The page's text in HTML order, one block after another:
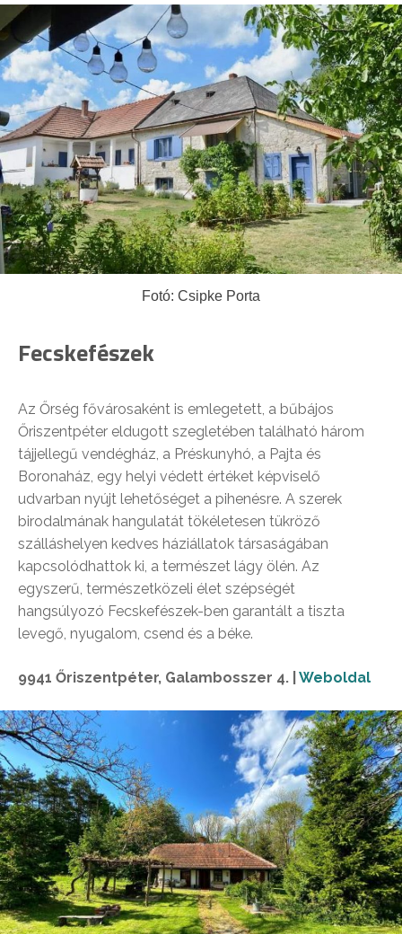
Fotó: Csipke Porta
Fecskefészek
Az Őrség fővárosaként is emlegetett, a bűbájos
Őriszentpéter eldugott szegletében található három
tájjellegű vendégház, a Préskunyhó, a Pajta és
Boronaház, egy helyi védett értéket képviselő
udvarban nyújt lehetőséget a pihenésre. A szerek
birodalmának hangulatát tökéletesen tükröző
szálláshelyen kedves háziállatok társaságában
kapcsolódhattok ki, a természet lágy ölén. Az
egyszerű, természetközeli élet szépségét
hangsúlyozó Fecskefészek-ben garantált a tiszta
levegő, nyugalom, csend és a béke.
9941 Őriszentpéter, Galambosszer 4. | Weboldal